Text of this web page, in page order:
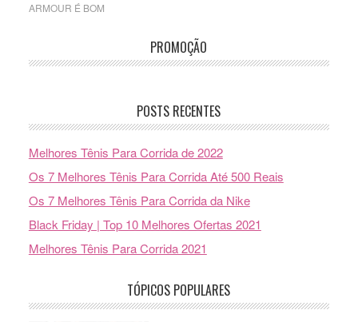
ARMOUR É BOM
PROMOÇÃO
POSTS RECENTES
Melhores Tênis Para Corrida de 2022
Os 7 Melhores Tênis Para Corrida Até 500 Reais
Os 7 Melhores Tênis Para Corrida da Nike
Black Friday | Top 10 Melhores Ofertas 2021
Melhores Tênis Para Corrida 2021
TÓPICOS POPULARES